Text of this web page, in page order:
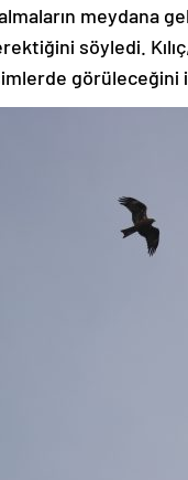
meydana
söyledi.